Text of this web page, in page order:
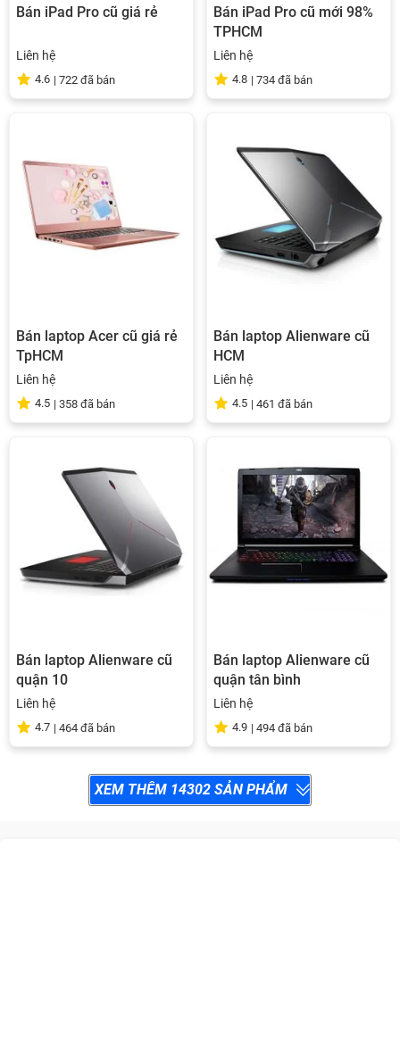
Bán iPad Pro cũ giá rẻ
Liên hệ
4.6 | 722 đã bán
Bán iPad Pro cũ mới 98%
TPHCM
Liên hệ
4.8 | 734 đã bán
Bán laptop Acer cũ giá rẻ
TpHCM
Liên hệ
4.5 | 358 đã bán
Bán laptop Alienware cũ
HCM
Liên hệ
4.5 | 461 đã bán
Bán laptop Alienware cũ
quận 10
Liên hệ
4.7 | 464 đã bán
Bán laptop Alienware cũ
quận tân bình
Liên hệ
4.9 | 494 đã bán
XEM THÊM 14302 SẢN PHẨM